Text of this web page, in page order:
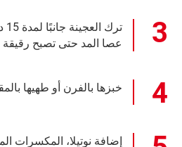
عصا المد حتى تصبح رقيقة
خبزها بالفرن أو طهيها
إضافة نوتيلا، المكسرات